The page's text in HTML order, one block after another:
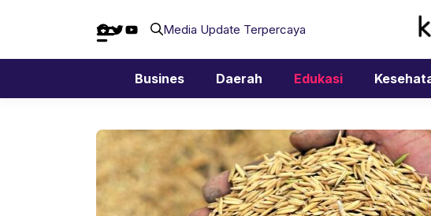
Facebook
Twitter
YouTubeMedia Update Terpercaya
Busines Daerah Edukasi